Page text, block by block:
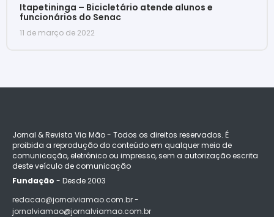
Itapetininga – Bicicletário atende alunos e
funcionários do Senac
11 de março de 2022
Jornal & Revista Via Mão - Todos os direitos reservados. É
proibida a reprodução do conteúdo em qualquer meio de
comunicação, eletrônico ou impresso, sem a autorização escrita
deste veículo de comunicação
Fundação - Desde 2003
redacao@jornalviamao.com.br -
jornalviamao@jornalviamao.com.br